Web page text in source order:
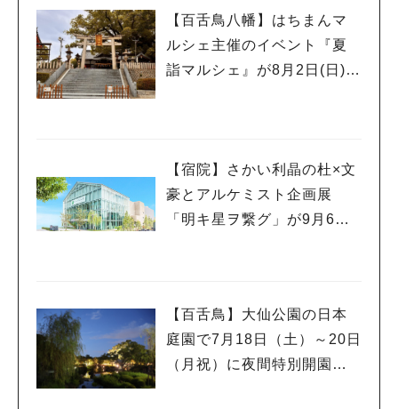
【百舌鳥八幡】はちまんマ
ルシェ主催のイベント『夏
詣マルシェ』が8月2日(日)に
【宿院】さかい利晶の杜×文
豪とアルケミスト企画展
「明キ星ヲ繋グ」が9月6日
【百舌鳥】大仙公園の日本
庭園で7月18日（土）～20日
（月祝）に夜間特別開園！2